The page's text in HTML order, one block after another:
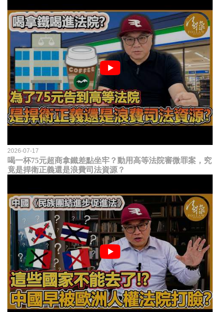
2026-07-17
喝一杯75元超商拿鐵差點坐牢？動用高等法院審微罪案，究
竟是捍衛正義還是浪費司法資源？